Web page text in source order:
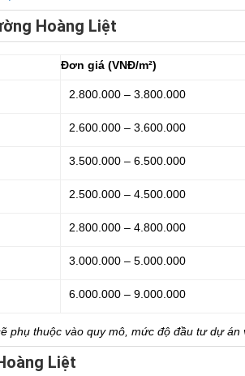
Hoàng Liệt
Đơn giá (VNĐ/m²)
2.800.000 – 3.800.000
2.600.000 – 3.600.000
3.500.000 – 6.500.000
2.500.000 – 4.500.000
2.800.000 – 4.800.000
3.000.000 – 5.000.000
6.000.000 – 9.000.000
phụ thuộc vào quy mô, mức độ đầu tư dự án
Liệt